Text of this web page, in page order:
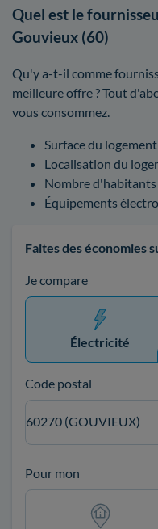
Quel est le
Gouvieux (60)
Qu'y a-t-il comme
meilleure offre ? Tout
vous consommez.
Surface du logement
Localisation du
Nombre d'habitants
Équipements
Faites des économies
Je compare
Électricité
Code postal
60270 (GOUVIEUX)
Pour mon